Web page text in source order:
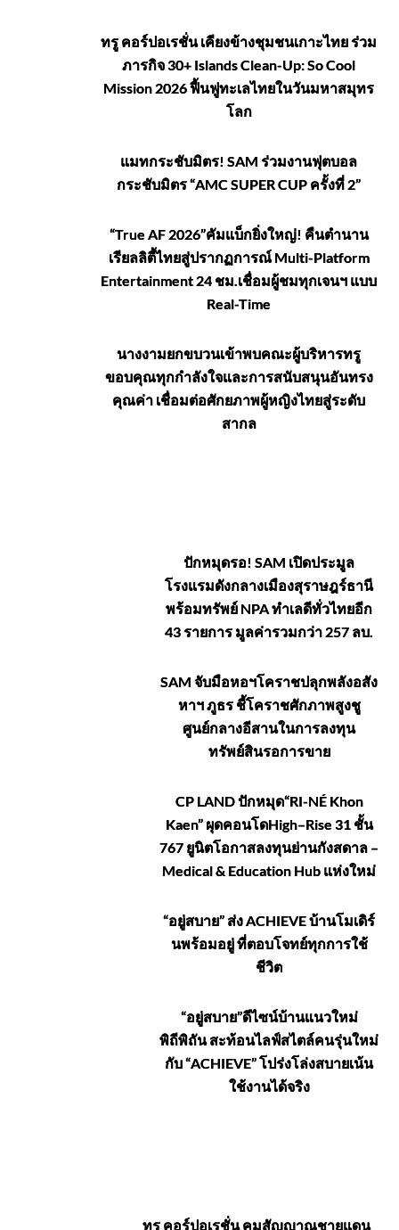
ทรู คอร์ปอเรชั่น เคียงข้างชุมชนเกาะไทย ร่วม
ภารกิจ 30+ Islands Clean-Up: So Cool
Mission 2026 ฟื้นฟูทะเลไทยในวันมหาสมุทร
โลก
แมทกระชับมิตร! SAM ร่วมงานฟุตบอล
กระชับมิตร “AMC SUPER CUP ครั้งที่ 2”
“True AF 2026”คัมแบ็กยิ่งใหญ่! คืนตำนาน
เรียลลิตี้ไทยสู่ปรากฏการณ์ Multi-Platform
Entertainment 24 ชม.เชื่อมผู้ชมทุกเจนฯ แบบ
Real-Time
นางงามยกขบวนเข้าพบคณะผู้บริหารทรู
ขอบคุณทุกกำลังใจและการสนับสนุนอันทรง
คุณค่า เชื่อมต่อศักยภาพผู้หญิงไทยสู่ระดับ
สากล
ปักหมุดรอ! SAM เปิดประมูล
โรงแรมดังกลางเมืองสุราษฎร์ธานี
พร้อมทรัพย์ NPA ทำเลดีทั่วไทยอีก
43 รายการ มูลค่ารวมกว่า 257 ลบ.
SAM จับมือหอฯโคราชปลุกพลังอสัง
หาฯ ภูธร ชี้โคราชศักภาพสูงชู
ศูนย์กลางอีสานในการลงทุน
ทรัพย์สินรอการขาย
CP LAND ปักหมุด“RI-NÉ Khon
Kaen” ผุดคอนโดHigh–Rise 31 ชั้น
767 ยูนิตโอกาสลงทุนย่านกังสดาล –
Medical & Education Hub แห่งใหม่
“อยู่สบาย” ส่ง ACHIEVE บ้านโมเดิร์
นพร้อมอยู่ ที่ตอบโจทย์ทุกการใช้
ชีวิต
“อยู่สบาย”ดีไซน์บ้านแนวใหม่
พิถีพิถัน สะท้อนไลฟ์สไตล์คนรุ่นใหม่
กับ “ACHIEVE” โปร่งโล่งสบายเน้น
ใช้งานได้จริง
ทรู คอร์ปอเรชั่น คุมสัญญาณชายแดน